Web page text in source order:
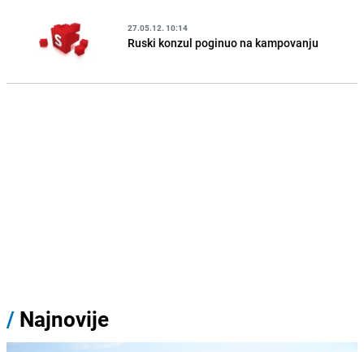
27.05.12. 10:14
Ruski konzul poginuo na kampovanju
/ Najnovije